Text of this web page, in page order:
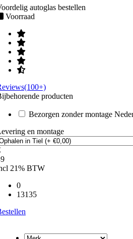
autoglas bestellen
Voorraad
producten
Bezorgen zonder montage
en montage
21% BTW
0
13135